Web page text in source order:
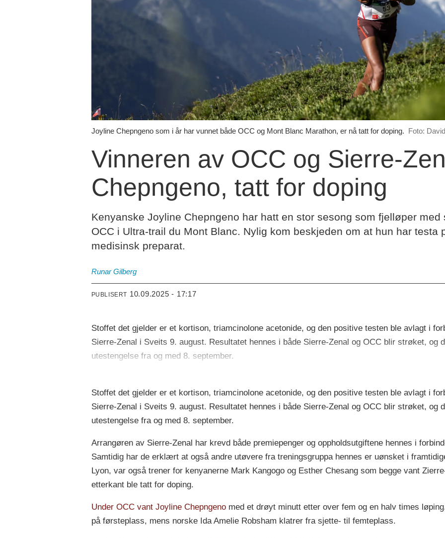
Joyline Chepngeno som i år har vunnet både OCC og Mont Blanc Marathon, er nå tatt for doping. Foto:
Vinneren av OCC og Sierre-
Chepngeno, tatt for doping
Kenyanske Joyline Chepngeno har hatt en stor sesong som fjelløper
OCC i Ultra-trail du Mont Blanc. Nylig kom beskjeden om at hun har testa
medisinsk preparat.
Runar Gilberg
PUBLISERT 10.09.2025 - 17:17
Stoffet det gjelder er et kortison, triamcinolone acetonide, og den positive testen ble avlagt i
Sierre-Zenal i Sveits 9. august. Resultatet hennes i både Sierre-Zenal og OCC blir strøket, og
utestengelse fra og med 8. september.
Stoffet det gjelder er et kortison, triamcinolone acetonide, og den positive testen ble avlagt i
Sierre-Zenal i Sveits 9. august. Resultatet hennes i både Sierre-Zenal og OCC blir strøket, og
utestengelse fra og med 8. september.
Arrangøren av Sierre-Zenal har krevd både premiepenger og oppholdsutgiftene hennes i
Samtidig har de erklært at også andre utøvere fra treningsgruppa hennes er uønsket i
Lyon, var også trener for kenyanerne Mark Kangogo og Esther Chesang som begge vant
etterkant ble tatt for doping.
Under OCC vant Joyline Chepngenomed et drøyt minutt etter over fem og en halv times
på førsteplass, mens norske Ida Amelie Robsham klatrer fra sjette- til femteplass.